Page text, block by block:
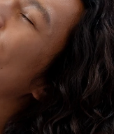
預計送達日期 8/12/26
預計送達日期 8/11/26
預計送達日期 8/11/26
預計送達日期 8/14/26